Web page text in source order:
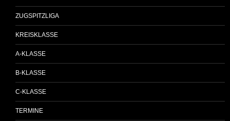
ZUGSPITZLIGA
KREISKLASSE
A-KLASSE
B-KLASSE
C-KLASSE
TERMINE